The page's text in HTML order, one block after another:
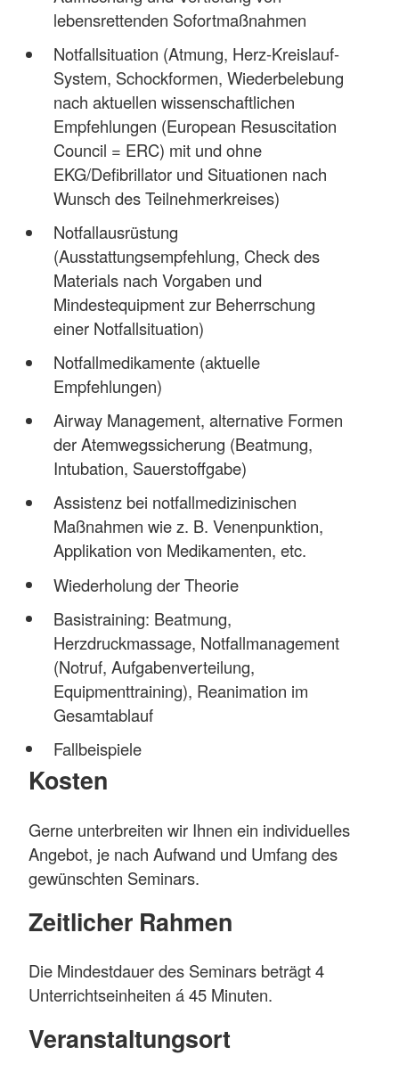
lebensrettenden Sofortmaßnahmen
Notfallsituation (Atmung, Herz-Kreislauf-
System, Schockformen, Wiederbelebung
nach aktuellen wissenschaftlichen
Empfehlungen (European Resuscitation
Council = ERC) mit und ohne
EKG/Defibrillator und Situationen nach
Wunsch des Teilnehmerkreises)
Notfallausrüstung
(Ausstattungsempfehlung, Check des
Materials nach Vorgaben und
Mindestequipment zur Beherrschung
einer Notfallsituation)
Notfallmedikamente (aktuelle
Empfehlungen)
Airway Management, alternative Formen
der Atemwegssicherung (Beatmung,
Intubation, Sauerstoffgabe)
Assistenz bei notfallmedizinischen
Maßnahmen wie z. B. Venenpunktion,
Applikation von Medikamenten, etc.
Wiederholung der Theorie
Basistraining: Beatmung,
Herzdruckmassage, Notfallmanagement
(Notruf, Aufgabenverteilung,
Equipmenttraining), Reanimation im
Gesamtablauf
Fallbeispiele
Kosten
Gerne unterbreiten wir Ihnen ein individuelles
Angebot, je nach Aufwand und Umfang des
gewünschten Seminars.
Zeitlicher Rahmen
Die Mindestdauer des Seminars beträgt 4
Unterrichtseinheiten á 45 Minuten.
Veranstaltungsort